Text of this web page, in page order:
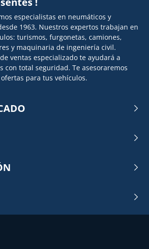
especialistas en neumáticos y
1963. Nuestros expertos trabajan en
turismos, furgonetas, camiones,
y maquinaria de ingeniería civil.
ventas especializado te ayudará a
con total seguridad. Te asesoraremos
para tus vehículos.